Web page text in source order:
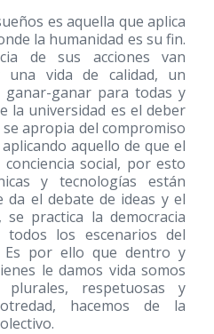
es aquella que aplica
la humanidad es su fin.
de sus acciones van
una vida de calidad, un
ganar-ganar para todas y
la universidad es el deber
apropia del compromiso
aquello de que el
social, por esto
y tecnologías están
da el debate de ideas y el
practica la democracia
los escenarios del
Es por ello que dentro y
le damos vida somos
plurales, respetuosas y
hacemos de la